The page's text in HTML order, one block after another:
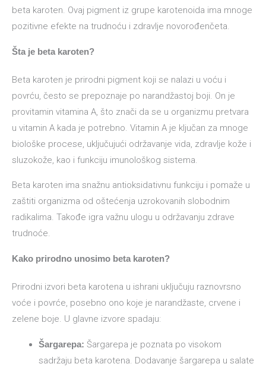
beta karoten. Ovaj pigment iz grupe karotenoida ima mnoge
pozitivne efekte na trudnoću i zdravlje novorođenčeta.
Šta je beta karoten?
Beta karoten je prirodni pigment koji se nalazi u voću i
povrću, često se prepoznaje po narandžastoj boji. On je
provitamin vitamina A, što znači da se u organizmu pretvara
u vitamin A kada je potrebno. Vitamin A je ključan za mnoge
biološke procese, uključujući održavanje vida, zdravlje kože i
sluzokože, kao i funkciju imunološkog sistema.
Beta karoten ima snažnu antioksidativnu funkciju i pomaže u
zaštiti organizma od oštećenja uzrokovanih slobodnim
radikalima. Takođe igra važnu ulogu u održavanju zdrave
trudnoće.
Kako prirodno unosimo beta karoten?
Prirodni izvori beta karotena u ishrani uključuju raznovrsno
voće i povrće, posebno ono koje je narandžaste, crvene i
zelene boje. U glavne izvore spadaju:
Šargarepa: Šargarepa je poznata po visokom
sadržaju beta karotena. Dodavanje šargarepa u salate